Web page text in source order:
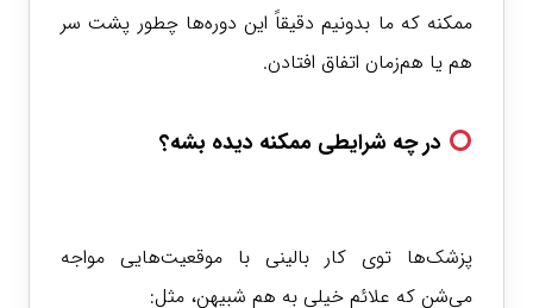
ممکنه که ما بدونیم دقیقاً این دوره‌ها چطور پشت سر
هم یا هم‌زمان اتفاق افتادن.
در چه شرایطی ممکنه دیده بشه؟
پزشک‌ها توی کار بالینی با موقعیت‌هایی مواجه
می‌شن که علائم خیلی به هم شبیهن، مثل: